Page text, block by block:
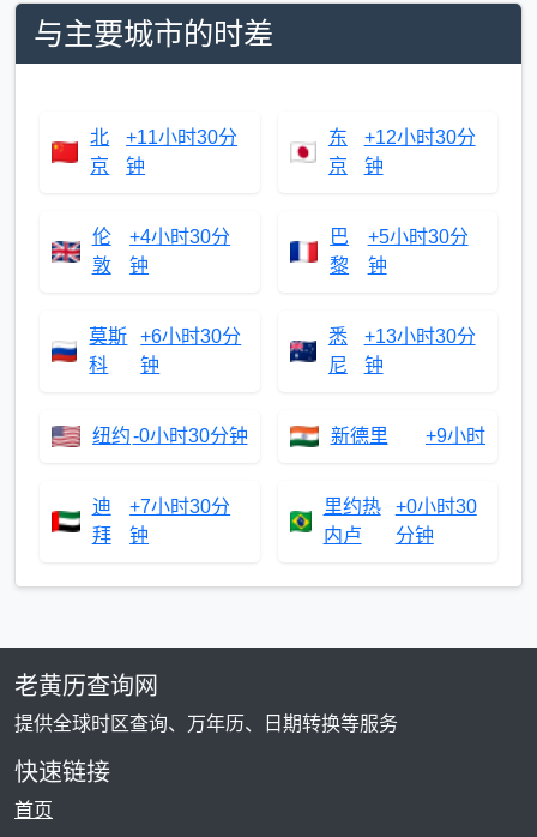
与主要城市的时差
北
京
+11小时30分
钟
东
京
+12小时30分
钟
伦
敦
+4小时30分
钟
巴
黎
+5小时30分
钟
莫斯
科
+6小时30分
钟
悉
尼
+13小时30分
钟
纽约-0小时30分钟 新德里 +9小时
迪
拜
+7小时30分
钟
里约热
内卢
+0小时30
分钟
老黄历查询网
提供全球时区查询、万年历、日期转换等服务
快速链接
首页